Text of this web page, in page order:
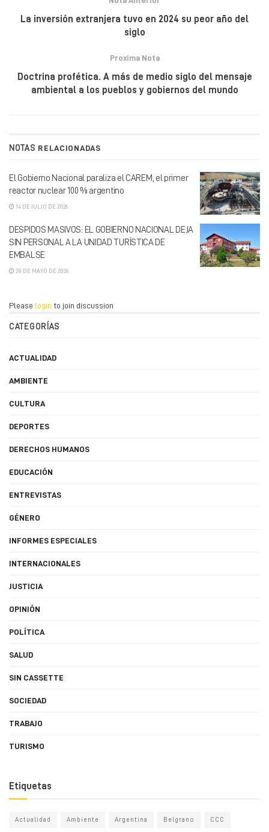
La inversión extranjera tuvo en 2024 su peor año del
siglo
Proxima Nota
Doctrina profética. A más de medio siglo del mensaje
ambiental a los pueblos y gobiernos del mundo
NOTAS RELACIONADAS
El Gobierno Nacional paraliza el CAREM, el primer
reactor nuclear 100 % argentino
14 DE JULIO DE 2026
DESPIDOS MASIVOS: EL GOBIERNO NACIONAL DEJA
SIN PERSONAL A LA UNIDAD TURÍSTICA DE
EMBALSE
28 DE MAYO DE 2026
Please login to join discussion
CATEGORÍAS
ACTUALIDAD
AMBIENTE
CULTURA
DEPORTES
DERECHOS HUMANOS
EDUCACIÓN
ENTREVISTAS
GÉNERO
INFORMES ESPECIALES
INTERNACIONALES
JUSTICIA
OPINIÓN
POLÍTICA
SALUD
SIN CASSETTE
SOCIEDAD
TRABAJO
TURISMO
Etiquetas
Actualidad Ambiente Argentina Belgrano CCC